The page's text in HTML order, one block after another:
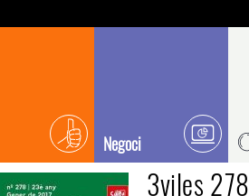
Negoci
3viles 278